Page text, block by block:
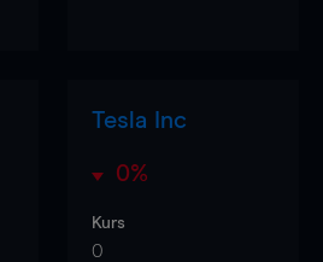
Tesla Inc
0%
Kurs
0